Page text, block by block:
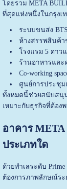
โดยรวม META
ที่สุดแห่งหนึ่งในกรุงเ
ระบบขนส่ง
ห้างสรรพสินค้
โรงแรม 5 ดาวแ
ร้านอาหารและ
Co-working
ศูนย์การประชุม
ทั้งหมดนี้ช่วยสนับสนุ
เหมาะกับธุรกิจที่ต้อง
อาคาร
ประเภทใด
ด้วยทำเลระดับ
ต้องการภาพลักษณ์ระ